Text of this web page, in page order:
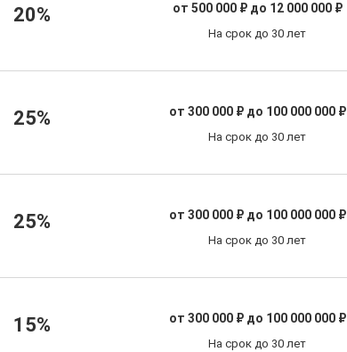
20% от 500 000 ₽ до 12 000 000 ₽
На срок до 30 лет
25% от 300 000 ₽ до 100 000 000 ₽
На срок до 30 лет
25% от 300 000 ₽ до 100 000 000 ₽
На срок до 30 лет
15% от 300 000 ₽ до 100 000 000 ₽
На срок до 30 лет